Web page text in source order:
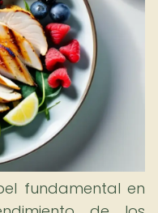
fundamental en